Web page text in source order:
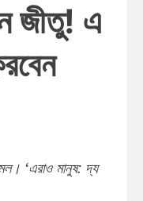
জীতু! এ
‘এরাও মানুষ: দ্য